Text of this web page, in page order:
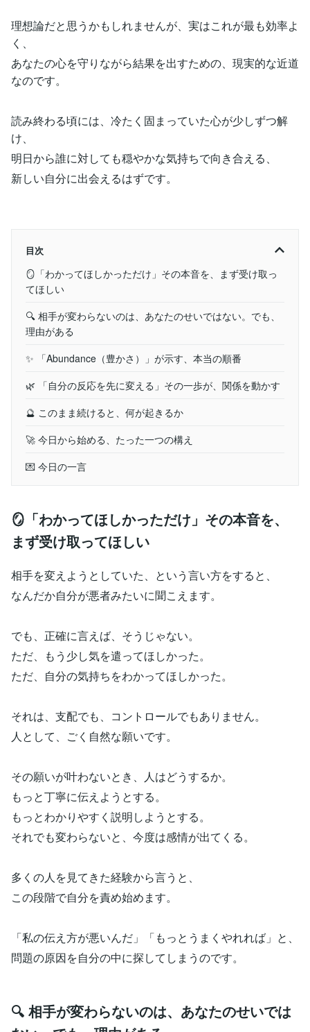
理想論だと思うかもしれませんが、実はこれが最も効率よ
く、
あなたの心を守りながら結果を出すための、現実的な近道
なのです。
読み終わる頃には、冷たく固まっていた心が少しずつ解
け、
明日から誰に対しても穏やかな気持ちで向き合える、
新しい自分に出会えるはずです。
目次
🪞「わかってほしかっただけ」その本音を、まず受け取っ
てほしい
🔍 相手が変わらないのは、あなたのせいではない。でも、
理由がある
✨ 「Abundance（豊かさ）」が示す、本当の順番
🌿 「自分の反応を先に変える」その一歩が、関係を動かす
🔮 このまま続けると、何が起きるか
🚀 今日から始める、たった一つの構え
💌 今日の一言
🪞「わかってほしかっただけ」その本音を、
まず受け取ってほしい
相手を変えようとしていた、という言い方をすると、
なんだか自分が悪者みたいに聞こえます。
でも、正確に言えば、そうじゃない。
ただ、もう少し気を遣ってほしかった。
ただ、自分の気持ちをわかってほしかった。
それは、支配でも、コントロールでもありません。
人として、ごく自然な願いです。
その願いが叶わないとき、人はどうするか。
もっと丁寧に伝えようとする。
もっとわかりやすく説明しようとする。
それでも変わらないと、今度は感情が出てくる。
多くの人を見てきた経験から言うと、
この段階で自分を責め始めます。
「私の伝え方が悪いんだ」「もっとうまくやれれば」と、
問題の原因を自分の中に探してしまうのです。
🔍 相手が変わらないのは、あなたのせいでは